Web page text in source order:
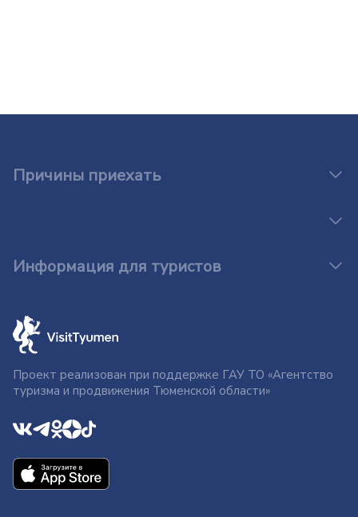
Причины приехать
Информация для туристов
Проект реализован при поддержке ГАУ ТО «Агентство
туризма и продвижения Тюменской области»